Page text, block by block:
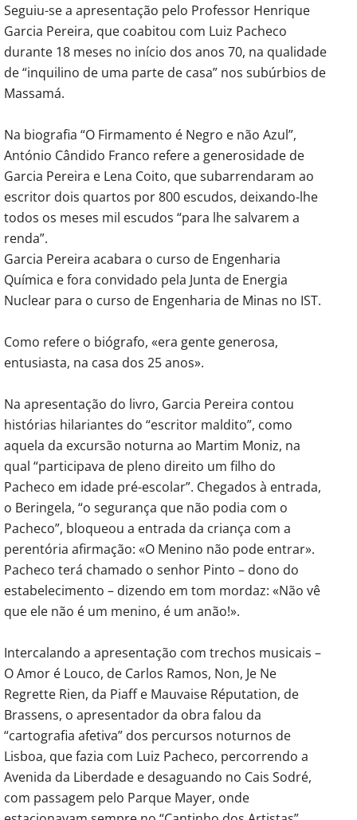
Seguiu-se a apresentação pelo Professor Henrique
Garcia Pereira, que coabitou com Luiz Pacheco
durante 18 meses no início dos anos 70, na qualidade
de “inquilino de uma parte de casa” nos subúrbios de
Massamá.
Na biografia “O Firmamento é Negro e não Azul”,
António Cândido Franco refere a generosidade de
Garcia Pereira e Lena Coito, que subarrendaram ao
escritor dois quartos por 800 escudos, deixando-lhe
todos os meses mil escudos “para lhe salvarem a
renda”.
Garcia Pereira acabara o curso de Engenharia
Química e fora convidado pela Junta de Energia
Nuclear para o curso de Engenharia de Minas no IST.
Como refere o biógrafo, «era gente generosa,
entusiasta, na casa dos 25 anos».
Na apresentação do livro, Garcia Pereira contou
histórias hilariantes do “escritor maldito”, como
aquela da excursão noturna ao Martim Moniz, na
qual “participava de pleno direito um filho do
Pacheco em idade pré-escolar”. Chegados à entrada,
o Beringela, “o segurança que não podia com o
Pacheco”, bloqueou a entrada da criança com a
perentória afirmação: «O Menino não pode entrar».
Pacheco terá chamado o senhor Pinto – dono do
estabelecimento – dizendo em tom mordaz: «Não vê
que ele não é um menino, é um anão!».
Intercalando a apresentação com trechos musicais –
O Amor é Louco, de Carlos Ramos, Non, Je Ne
Regrette Rien, da Piaff e Mauvaise Réputation, de
Brassens, o apresentador da obra falou da
“cartografia afetiva” dos percursos noturnos de
Lisboa, que fazia com Luiz Pacheco, percorrendo a
Avenida da Liberdade e desaguando no Cais Sodré,
com passagem pelo Parque Mayer, onde